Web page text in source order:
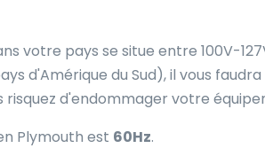
votre pays se situe entre 100V-
d'Amérique du Sud), il vous
risquez d'endommager votre
Plymouth est 60Hz.